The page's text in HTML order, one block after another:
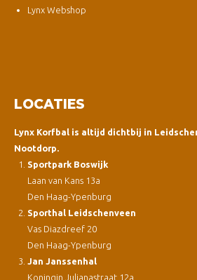
Lynx Webshop
LOCATIES
Lynx Korfbal is altijd dichtbij in
Nootdorp.
Sportpark Boswijk
Laan van Kans 13a
Den Haag-Ypenburg
Sporthal Leidschenveen
Vas Diazdreef 20
Den Haag-Ypenburg
Jan Janssenhal
Koningin Julianastraat 12a